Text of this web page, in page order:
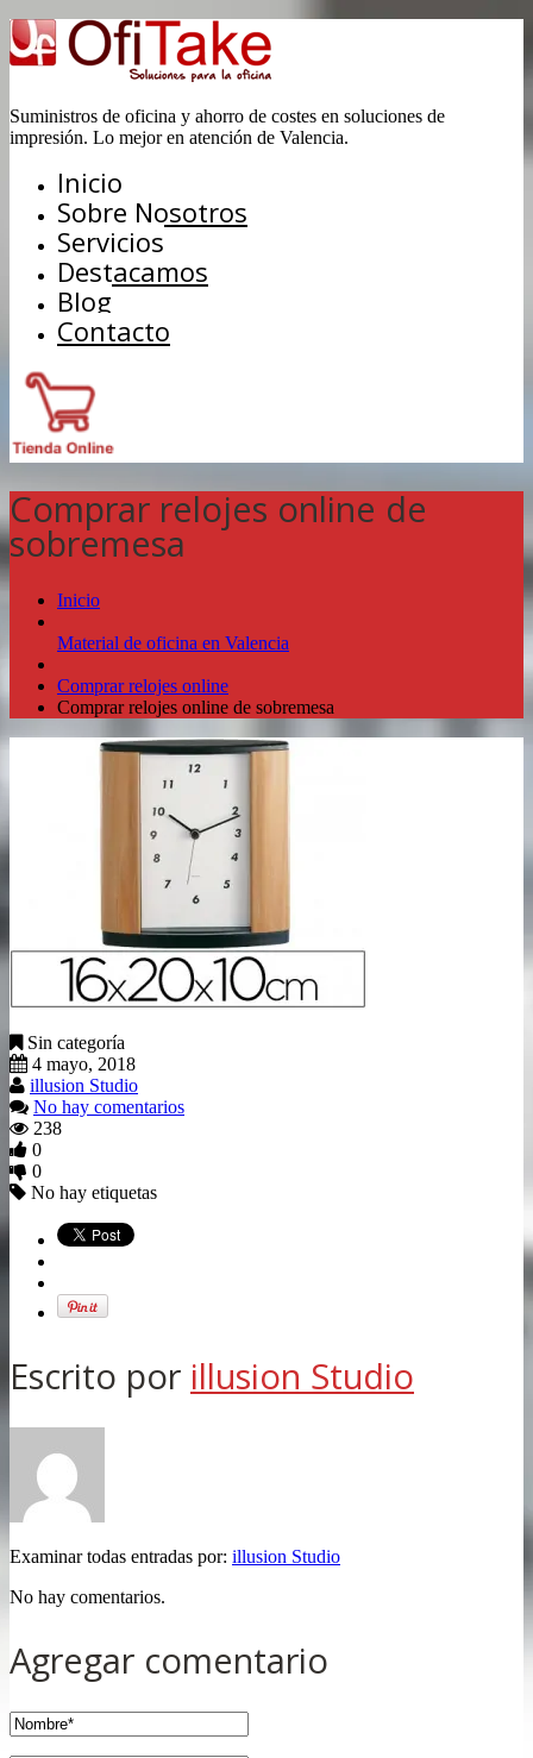
Suministros de oficina y ahorro de costes en soluciones de
impresión. Lo mejor en atención de Valencia.
Inicio
Sobre Nosotros
Servicios
Destacamos
Blog
Contacto
Comprar relojes online de
sobremesa
Inicio
Material de oficina en Valencia
Comprar relojes online
Comprar relojes online de sobremesa
Sin categoría
4 mayo, 2018
illusion Studio
No hay comentarios
238
0
0
No hay etiquetas
Escrito por illusion Studio
Examinar todas entradas por: illusion Studio
No hay comentarios.
Agregar comentario